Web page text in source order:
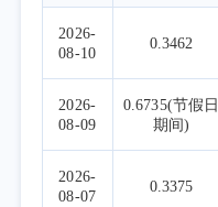
2026-
08-10
0.3462
2026-
08-09
0.6735(节假日
期间)
2026-
08-07
0.3375